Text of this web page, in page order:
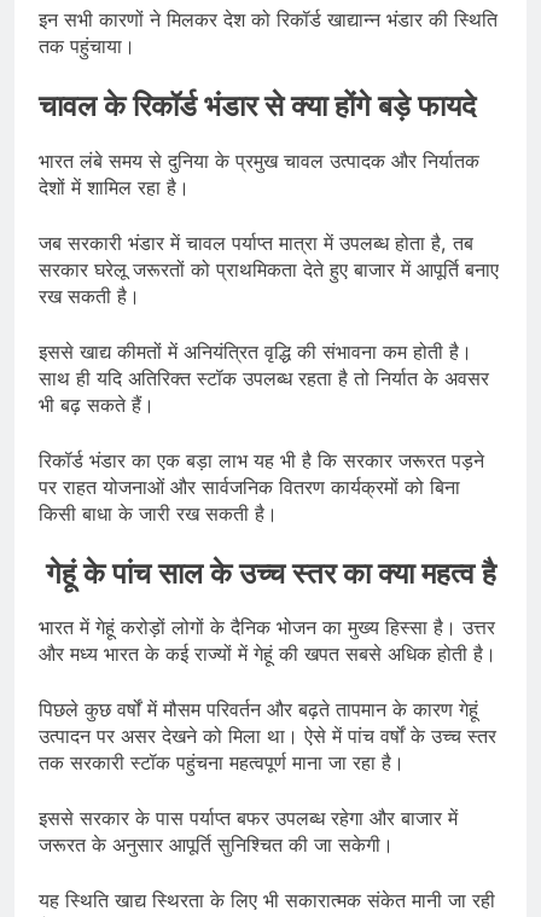
इन सभी कारणों ने मिलकर देश को रिकॉर्ड खाद्यान्न भंडार की स्थिति
तक पहुंचाया।
चावल के रिकॉर्ड भंडार से क्या होंगे बड़े फायदे
भारत लंबे समय से दुनिया के प्रमुख चावल उत्पादक और निर्यातक
देशों में शामिल रहा है।
जब सरकारी भंडार में चावल पर्याप्त मात्रा में उपलब्ध होता है, तब
सरकार घरेलू जरूरतों को प्राथमिकता देते हुए बाजार में आपूर्ति बनाए
रख सकती है।
इससे खाद्य कीमतों में अनियंत्रित वृद्धि की संभावना कम होती है।
साथ ही यदि अतिरिक्त स्टॉक उपलब्ध रहता है तो निर्यात के अवसर
भी बढ़ सकते हैं।
रिकॉर्ड भंडार का एक बड़ा लाभ यह भी है कि सरकार जरूरत पड़ने
पर राहत योजनाओं और सार्वजनिक वितरण कार्यक्रमों को बिना
किसी बाधा के जारी रख सकती है।
गेहूं के पांच साल के उच्च स्तर का क्या महत्व है
भारत में गेहूं करोड़ों लोगों के दैनिक भोजन का मुख्य हिस्सा है। उत्तर
और मध्य भारत के कई राज्यों में गेहूं की खपत सबसे अधिक होती है।
पिछले कुछ वर्षों में मौसम परिवर्तन और बढ़ते तापमान के कारण गेहूं
उत्पादन पर असर देखने को मिला था। ऐसे में पांच वर्षों के उच्च स्तर
तक सरकारी स्टॉक पहुंचना महत्वपूर्ण माना जा रहा है।
इससे सरकार के पास पर्याप्त बफर उपलब्ध रहेगा और बाजार में
जरूरत के अनुसार आपूर्ति सुनिश्चित की जा सकेगी।
यह स्थिति खाद्य स्थिरता के लिए भी सकारात्मक संकेत मानी जा रही